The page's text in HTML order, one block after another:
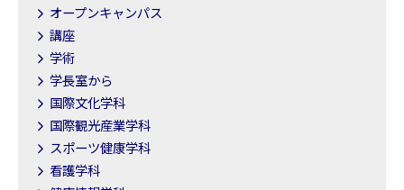
オープンキャンパス
講座
学術
学長室から
国際文化学科
国際観光産業学科
スポーツ健康学科
看護学科